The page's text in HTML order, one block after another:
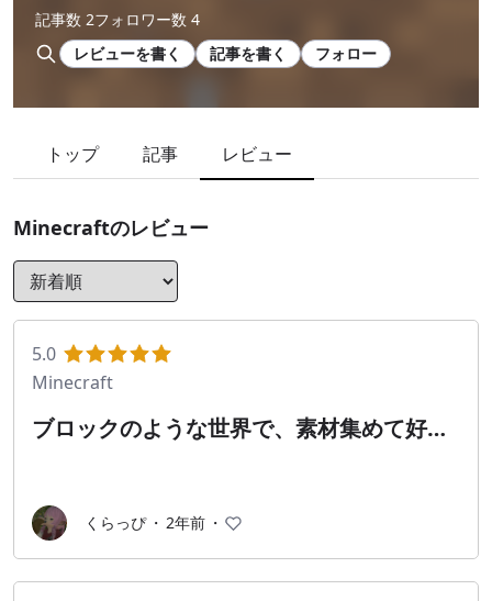
記事数 2フォロワー数 4
レビューを書く
記事を書く フォロー
トップ 記事 レビュー
Minecraftのレビュー
5.0
Minecraft
ブロックのような世界で、素材集めて好き
くらっぴ ・ 2年前 ・